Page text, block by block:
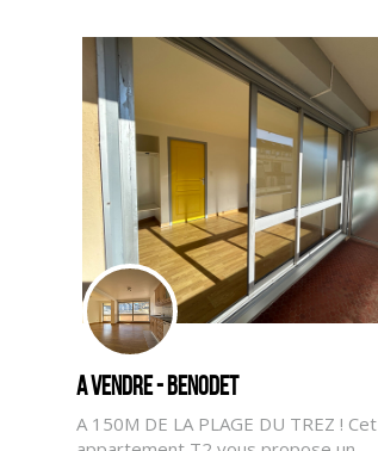
A vendre - BENODET
A 150M DE LA PLAGE DU TREZ ! Cet